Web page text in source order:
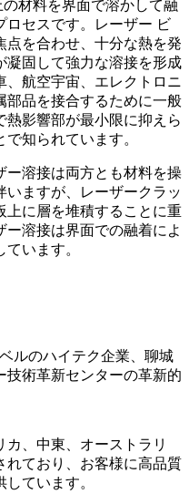
材料を界面で溶かして融
ロセスです。レーザー ビ
点を合わせ、十分な熱を発
凝固して強力な溶接を形成
、航空宇宙、エレクトロニ
部品を接合するために一般
熱影響部が最小限に抑えら
知られています。
ー溶接は両方とも材料を操
ますが、レーザークラッ
上に層を堆積することに重
ー溶接は界面での融着によ
います。
ルのハイテク企業、聊城
技術革新センターの革新的
、中東、オーストラリ
れており、お客様に高品質
ています。